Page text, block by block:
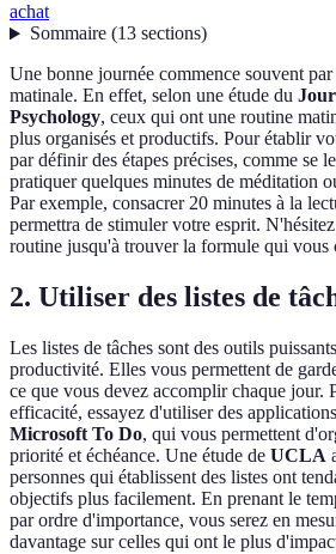
achat
Sommaire(13 sections)
Une bonne journée commence souvent
matinale. En effet, selon une étude du
Psychology, ceux qui ont une routine
plus organisés et productifs. Pour établir
par définir des étapes précises, comme se
pratiquer quelques minutes de méditation
Par exemple, consacrer 20 minutes à la
permettra de stimuler votre esprit.
routine jusqu'à trouver la formule qui vous
2. Utiliser des listes de
Les listes de tâches sont des outils
productivité. Elles vous permettent de
ce que vous devez accomplir chaque jour.
efficacité, essayez d'utiliser des
Microsoft To Do, qui vous permettent
priorité et échéance. Une étude de UCLA
personnes qui établissent des listes ont
objectifs plus facilement. En prenant le
par ordre d'importance, vous serez en
davantage sur celles qui ont le plus